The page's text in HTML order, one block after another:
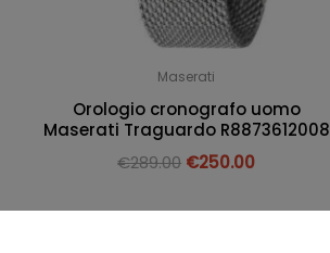
Maserati
Orologio cronografo uomo
Maserati Traguardo R8873612008
€289.00 €250.00